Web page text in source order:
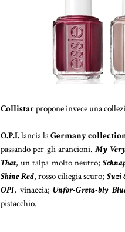
Collistarpropone invece una
O.P.I.lancia laGermany
passando per gli arancioni. My
That, un talpa molto neutro;
Shine Red, rosso ciliegia scuro; Suzi
OPI, vinaccia;Unfor-Greta-bly
pistacchio.